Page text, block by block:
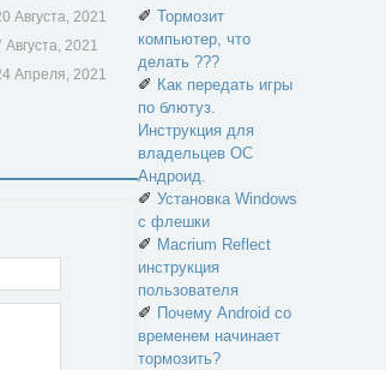
Августа, 2021
Августа, 2021
Апреля, 2021
✐ Тормозит
компьютер, что
делать ???
✐ Как передать игры
по блютуз.
Инструкция для
владельцев ОС
Андроид.
✐ Установка Windows
с флешки
✐ Macrium Reflect
инструкция
пользователя
✐ Почему Android со
временем начинает
тормозить?